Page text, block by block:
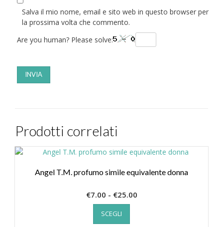
Salva il mio nome, email e sito web in questo browser per
la prossima volta che commento.
Are you human? Please solve:
Prodotti correlati
Angel T.M. profumo simile equivalente donna
€7.00 - €25.00Fascia
SCEGLI
Questo